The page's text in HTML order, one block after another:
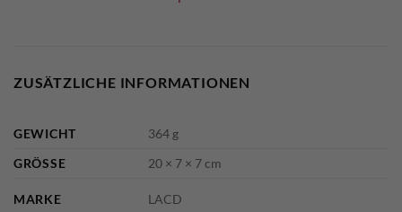
ZUSÄTZLICHE INFORMATIONEN
GEWICHT
364 g
GRÖSSE
20 × 7 × 7 cm
MARKE LACD